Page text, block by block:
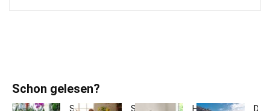
Schon gelesen?
So
So
Hotelbettwäsche